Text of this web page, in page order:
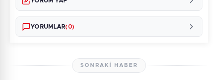
YORUMLAR(0)
SONRAKI HABER